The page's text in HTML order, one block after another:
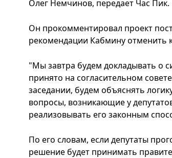
Олег Немчинов, передает Час Пик.
Он прокомментировал проект
рекомендации Кабмину отменить
"Мы завтра будем докладывать о
принято на согласительном
заседании, будем объяснять
вопросы, возникающие у
реализовывать его законным
По его словам, если депутаты
решение будет принимать